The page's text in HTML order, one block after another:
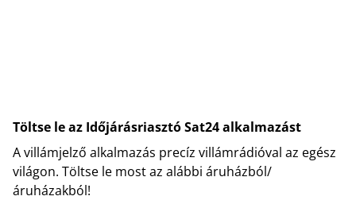
Töltse le az Időjárásriasztó Sat24 alkalmazást
A villámjelző alkalmazás precíz villámrádióval az egész
világon. Töltse le most az alábbi áruházból/
áruházakból!